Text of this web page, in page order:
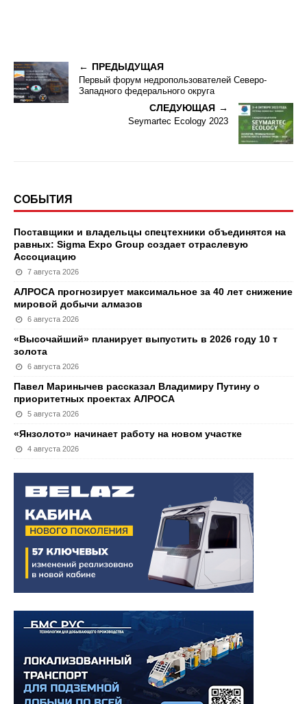
ПРЕДЫДУЩАЯ
Первый форум недропользователей Северо-
Западного федерального округа
СЛЕДУЮЩАЯ
Seymartec Ecology 2023
СОБЫТИЯ
Поставщики и владельцы спецтехники объединятся на
равных: Sigma Expo Group создает отраслевую
Ассоциацию
7 августа 2026
АЛРОСА прогнозирует максимальное за 40 лет снижение
мировой добычи алмазов
6 августа 2026
«Высочайший» планирует выпустить в 2026 году 10 т
золота
6 августа 2026
Павел Маринычев рассказал Владимиру Путину о
приоритетных проектах АЛРОСА
5 августа 2026
«Янзолото» начинает работу на новом участке
4 августа 2026